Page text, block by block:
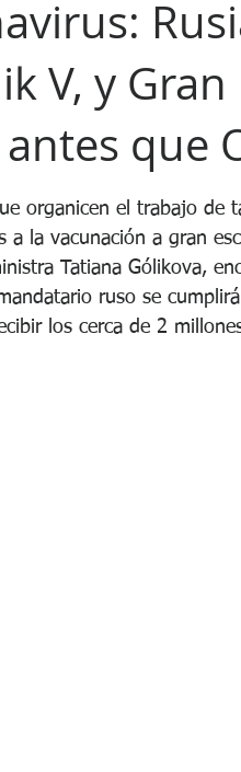
de M... Disposiciones Claves
El Senado blinda por ley a los
Elecciones Legislativas del 26 d...
V, y
que
de 5 estrellas.
organicen el trabajo de
a la vacunación a gran
Tatiana Gólikova,
ruso se
los cerca de 2